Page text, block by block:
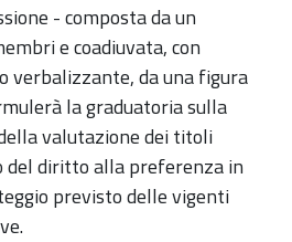
- composta da un
e coadiuvata, con
verbalizzante, da una figura
la graduatoria sulla
valutazione dei titoli
del diritto alla preferenza in
previsto delle vigenti